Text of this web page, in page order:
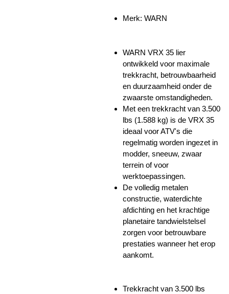
Merk: WARN
WARN VRX 35 lier
ontwikkeld voor maximale
trekkracht, betrouwbaarheid
en duurzaamheid onder de
zwaarste omstandigheden.
Met een trekkracht van 3.500
lbs (1.588 kg) is de VRX 35
ideaal voor ATV's die
regelmatig worden ingezet in
modder, sneeuw, zwaar
terrein of voor
werktoepassingen.
De volledig metalen
constructie, waterdichte
afdichting en het krachtige
planetaire tandwielstelsel
zorgen voor betrouwbare
prestaties wanneer het erop
aankomt.
Trekkracht van 3.500 lbs